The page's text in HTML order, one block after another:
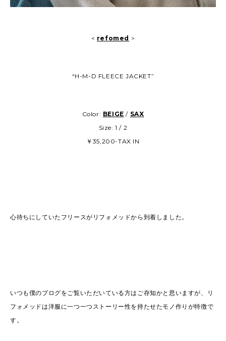
< refomed >
“H-M-D FLEECE JACKET”
Color: BEIGE / SAX
Size: 1 / 2
￥35,200-TAX IN
心待ちにしていたフリースがリフォメッドから到着しました。
いつも僕のブログをご覧いただいている方はご存知かと思いますが、リ
フォメッドは洋服に一つ一つストーリー性を持たせたモノ作りが特徴で
す。